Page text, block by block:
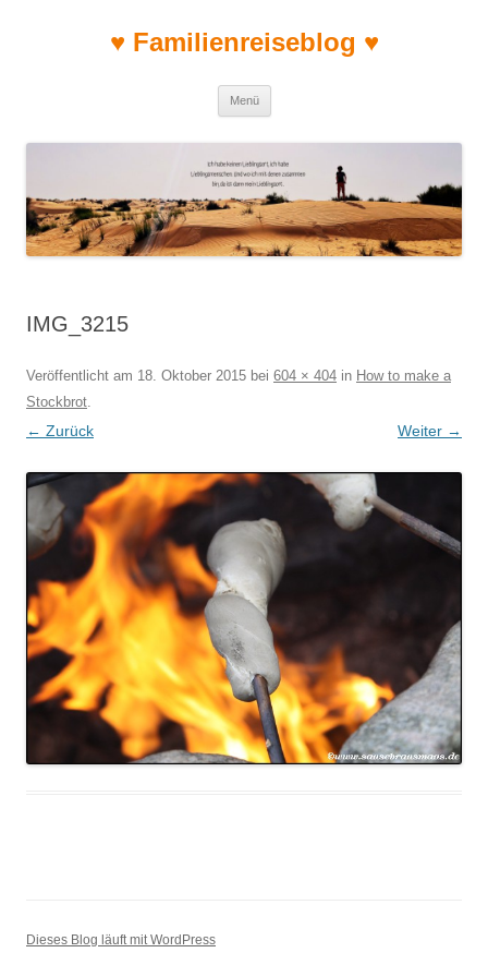
♥ Familienreiseblog ♥
Menü
IMG_3215
Veröffentlicht am 18. Oktober 2015 bei 604 × 404 in How to make a
Stockbrot.
← Zurück Weiter →
Dieses Blog läuft mit WordPress